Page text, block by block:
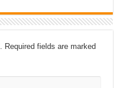
Required fields are marked